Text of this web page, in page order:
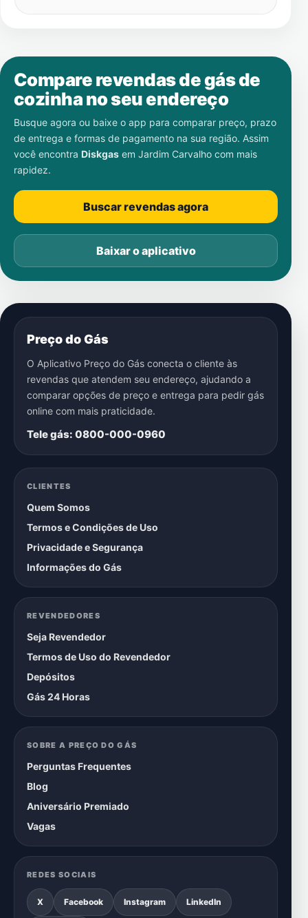
Compare revendas de gás de
cozinha no seu endereço
Busque agora ou baixe o app para comparar preço, prazo
de entrega e formas de pagamento na sua região. Assim
você encontra Diskgas em Jardim Carvalho com mais
rapidez.
Buscar revendas agora
Baixar o aplicativo
Preço do Gás
O Aplicativo Preço do Gás conecta o cliente às
revendas que atendem seu endereço, ajudando a
comparar opções de preço e entrega para pedir gás
online com mais praticidade.
Tele gás: 0800-000-0960
CLIENTES
Quem Somos
Termos e Condições de Uso
Privacidade e Segurança
Informações do Gás
REVENDEDORES
Seja Revendedor
Termos de Uso do Revendedor
Depósitos
Gás 24 Horas
SOBRE A PREÇO DO GÁS
Perguntas Frequentes
Blog
Aniversário Premiado
Vagas
REDES SOCIAIS
X Facebook Instagram LinkedIn